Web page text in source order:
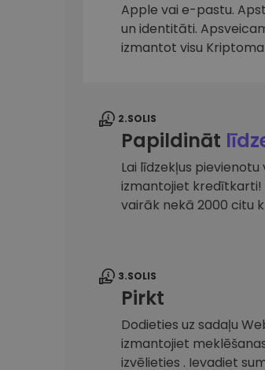
maks
Atrodi
Apple vai e-pastu.
un identitāti.
izmantot visu
2.SOLIS
Papildināt
Lai līdzekļus
izmantojiet kredītkarti!
vairāk nekā 2000 citu
3.SOLIS
Pirkt
Dodieties uz sadaļu
izmantojiet
izvēlieties . Ievadiet